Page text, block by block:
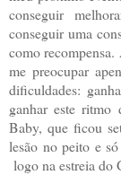
conseguir
conseguir uma
como
me preocupar
dificuldades:
ganhar este ritmo
Baby, que ficou
lesão no peito e
logo na estreia do